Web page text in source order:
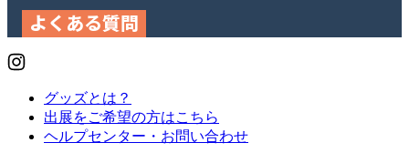
よくある質問
グッズとは？
出展をご希望の方はこちら
ヘルプセンター・お問い合わせ